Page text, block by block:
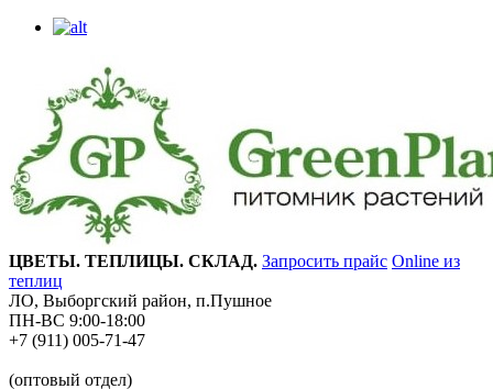
ЦВЕТЫ. ТЕПЛИЦЫ. СКЛАД. Запросить прайс Online из
теплиц
ЛО, Выборгский район, п.Пушное
ПН-ВС 9:00-18:00
+7 (911) 005-71-47
(оптовый отдел)